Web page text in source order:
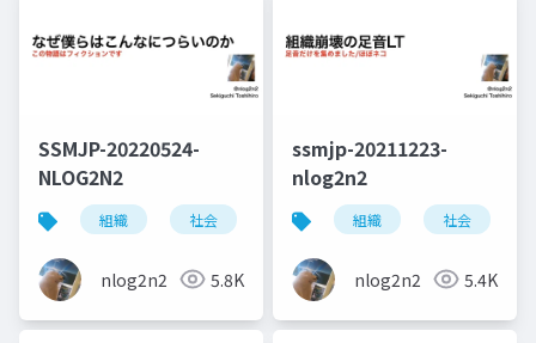
SSMJP-20220524-
NLOG2N2
組織 社会 メンタル メンタルケア
nlog2n2 5.8K
ssmjp-20211223-
nlog2n2
組織 社会
nlog2n2 5.4K